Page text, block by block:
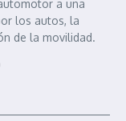
a una
los autos, la
de la movilidad.